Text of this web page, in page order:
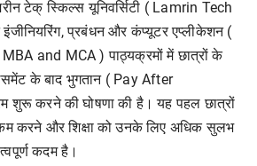
टेक् स्किल्स यूनिवर्सिटी ( Lamrin Tech
प्रबंधन और कंप्यूटर एप्लीकेशन (
and MCA ) पाठ्यक्रमों में छात्रों के
के बाद भुगतान ( Pay After
शुरू करने की घोषणा की है। यह पहल छात्रों
करने और शिक्षा को उनके लिए अधिक सुलभ
कदम है।